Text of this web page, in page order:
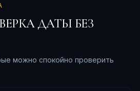
ДАТЫ БЕЗ
можно спокойно проверить